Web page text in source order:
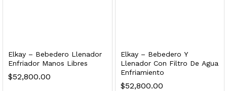
Elkay – Bebedero Llenador
Enfriador Manos Libres
$52,800.00
Elkay – Bebedero Y
Llenador Con Filtro De Agua
Enfriamiento
$52,800.00
SS304 Natural Cepillado | Agua Purificada
699.00